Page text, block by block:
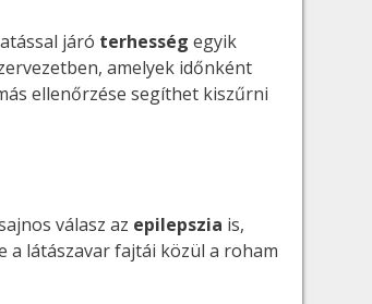
járó terhesség egyik
amelyek időnként
ellenőrzése segíthet kiszűrni
válasz az epilepszia is,
a látászavar fajtái közül a roham